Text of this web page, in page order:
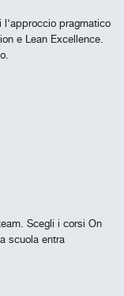
pragmatico
e Lean Excellence.
Scegli i corsi On
scuola entra